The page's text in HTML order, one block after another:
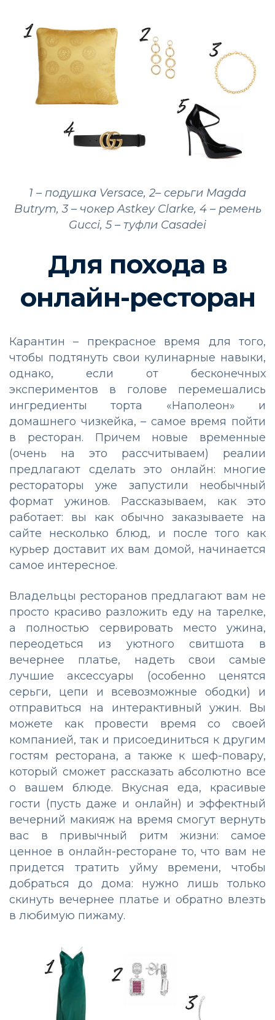
1 – подушка Versace, 2– серьги Magda
Butrym, 3 – чокер Astkey Clarke, 4 – ремень
Gucci, 5 – туфли Casadei
Для похода в
онлайн-ресторан
Карантин – прекрасное время для того,
чтобы подтянуть свои кулинарные навыки,
однако, если от бесконечных
экспериментов в голове перемешались
ингредиенты торта «Наполеон» и
домашнего чизкейка, – самое время пойти
в ресторан. Причем новые временные
(очень на это рассчитываем) реалии
предлагают сделать это онлайн: многие
рестораторы уже запустили необычный
формат ужинов. Рассказываем, как это
работает: вы как обычно заказываете на
сайте несколько блюд, и после того как
курьер доставит их вам домой, начинается
самое интересное.
Владельцы ресторанов предлагают вам не
просто красиво разложить еду на тарелке,
а полностью сервировать место ужина,
переодеться из уютного свитшота в
вечернее платье, надеть свои самые
лучшие аксессуары (особенно ценятся
серьги, цепи и всевозможные ободки) и
отправиться на интерактивный ужин. Вы
можете как провести время со своей
компанией, так и присоединиться к другим
гостям ресторана, а также к шеф-повару,
который сможет рассказать абсолютно все
о вашем блюде. Вкусная еда, красивые
гости (пусть даже и онлайн) и эффектный
вечерний макияж на время смогут вернуть
вас в привычный ритм жизни: самое
ценное в онлайн-ресторане то, что вам не
придется тратить уйму времени, чтобы
добраться до дома: нужно лишь только
скинуть вечернее платье и обратно влезть
в любимую пижаму.